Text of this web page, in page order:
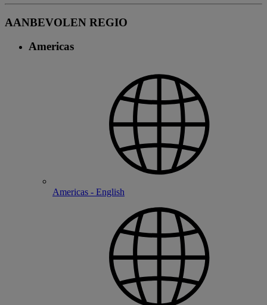
AANBEVOLEN REGIO
Americas
Americas - English